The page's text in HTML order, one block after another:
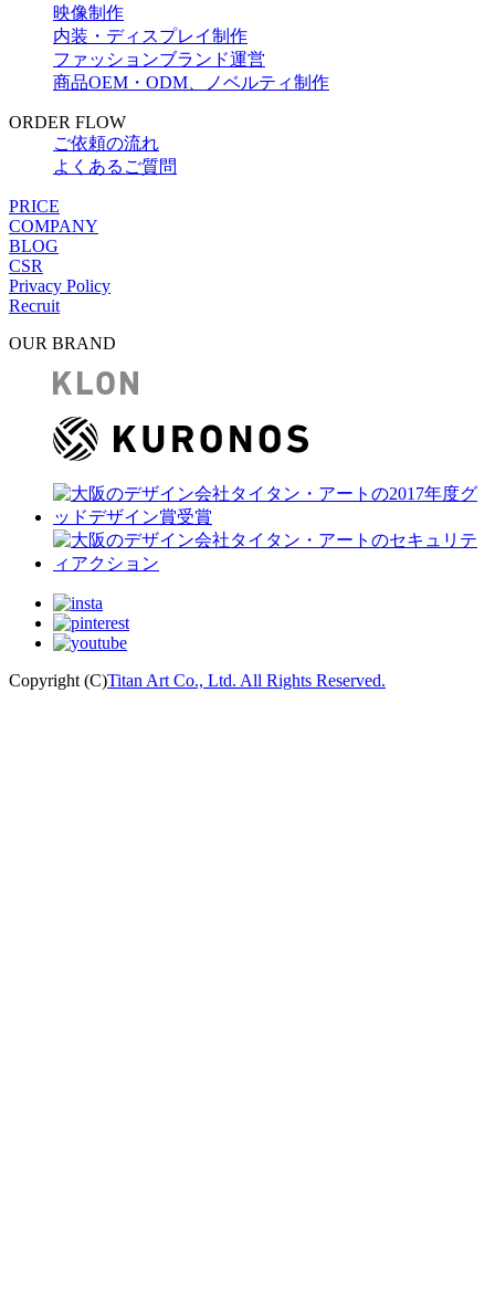
映像制作
内装・ディスプレイ制作
ファッションブランド運営
商品OEM・ODM、ノベルティ制作
ORDER FLOW
ご依頼の流れ
よくあるご質問
PRICE
COMPANY
BLOG
CSR
Privacy Policy
Recruit
OUR BRAND
Copyright (C)Titan Art Co., Ltd. All Rights Reserved.